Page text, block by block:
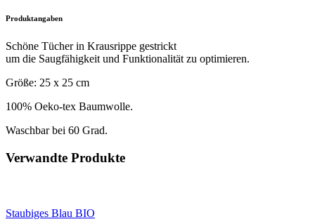
Produktangaben
Schöne Tücher in Krausrippe gestrickt
um die Saugfähigkeit und Funktionalität zu optimieren.
Größe: 25 x 25 cm
100% Oeko-tex Baumwolle.
Waschbar bei 60 Grad.
Verwandte Produkte
Staubiges Blau BIO